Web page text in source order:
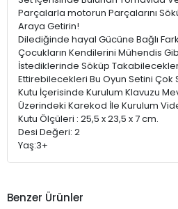
Parçalarla motorun Parçalarını
Araya Getirin!
Dilediğinde hayal Gücüne Bağlı
Çocukların Kendilerini Mühendis
İstediklerinde Söküp
Ettirebilecekleri Bu Oyun Setini Çok
Kutu İçerisinde Kurulum Klavuzu
Üzerindeki Karekod İle Kurulum
Kutu Ölçüleri : 25,5 x 23,5 x 7 cm.
Desi Değeri: 2
Yaş:3+
Benzer Ürünler